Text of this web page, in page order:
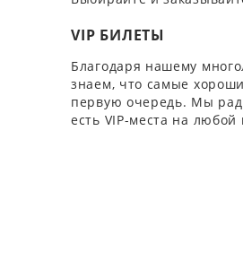
VIP БИЛЕТЫ
Благодаря нашему
знаем, что самые
первую очередь. Мы
есть VIP-места на